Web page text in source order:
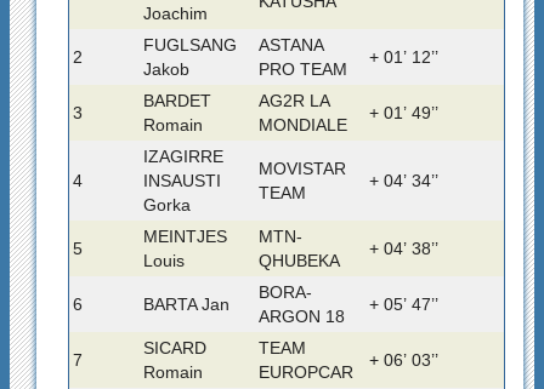
Joachim
2
FUGLSANG
Jakob
ASTANA
PRO TEAM
+ 01’ 12’’
3
BARDET
Romain
AG2R LA
MONDIALE
+ 01’ 49’’
4
IZAGIRRE
INSAUSTI
Gorka
MOVISTAR
TEAM
+ 04’ 34’’
5
MEINTJES
Louis
MTN-
QHUBEKA
+ 04’ 38’’
6 BARTA Jan
BORA-
ARGON 18
+ 05’ 47’’
7
SICARD
Romain
TEAM
EUROPCAR
+ 06’ 03’’